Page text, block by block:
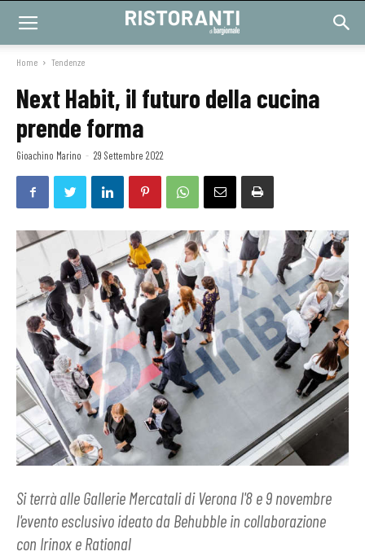
Home Tendenze
Next Habit, il futuro della cucina
prende forma
Gioachino Marino - 29 Settembre 2022
Si terrà alle Gallerie Mercatali di Verona l'8 e 9 novembre
l'evento esclusivo ideato da Behubble in collaborazione
con Irinox e Rational